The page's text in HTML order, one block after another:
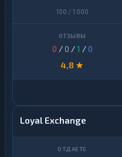
100 / 1 000
0 / 0 /1 /0
4,8 ★
Loyal Exchange